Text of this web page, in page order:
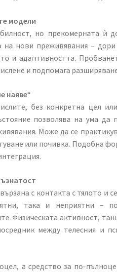
модели
но прекомерната ѝ
на нови преживявания –
и адаптивността.
и подпомага
наяве“
без конкретна цел
позволява на ума
Може да се
или почивка. Подобна
с контакта с тялото и
така и неприятни –
Физическата активност,
между телесния и
а средство за по-